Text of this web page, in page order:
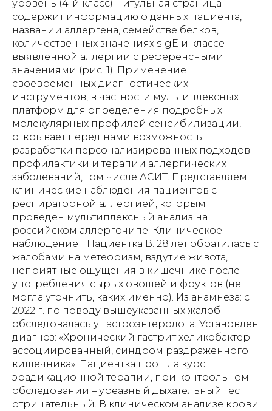
уровень (4-й класс). Титульная страница
содержит информацию о данных пациента,
названии аллергена, семействе белков,
количественных значениях sIgE и классе
выявленной аллергии с референсными
значениями (рис. 1). Применение
своевременных диагностических
инструментов, в частности мультиплексных
платформ для определения подробных
молекулярных профилей сенсибилизации,
открывает перед нами возможность
разработки персонализированных подходов
профилактики и терапии аллергических
заболеваний, том числе АСИТ. Представляем
клинические наблюдения пациентов с
респираторной аллергией, которым
проведен мультиплексный анализ на
российском аллергочипе. Клиническое
наблюдение 1 Пациентка В. 28 лет обратилась с
жалобами на метеоризм, вздутие живота,
неприятные ощущения в кишечнике после
употребления сырых овощей и фруктов (не
могла уточнить, каких именно). Из анамнеза: с
2022 г. по поводу вышеуказанных жалоб
обследовалась у гастроэнтеролога. Установлен
диагноз: «Хронический гастрит хеликобактер-
ассоциированный, синдром раздраженного
кишечника». Пациентка прошла курс
эрадикационной терапии, при контрольном
обследовании – уреазный дыхательный тест
отрицательный. В клиническом анализе крови